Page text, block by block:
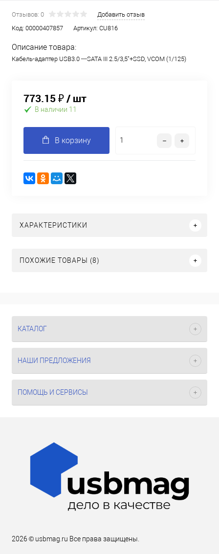
Отзывов: 0
Добавить отзыв
Код: 00000407857 Артикул: CU816
Описание товара:
Кабель-адаптер USB3.0 ---SATA III 2.5/3,5"+SSD, VCOM (1/125)
773.15 ₽/ шт
В наличии 11
В корзину
ХАРАКТЕРИСТИКИ
ПОХОЖИЕ ТОВАРЫ (8)
КАТАЛОГ
НАШИ ПРЕДЛОЖЕНИЯ
ПОМОЩЬ И СЕРВИСЫ
2026 © usbmag.ru Все права защищены.